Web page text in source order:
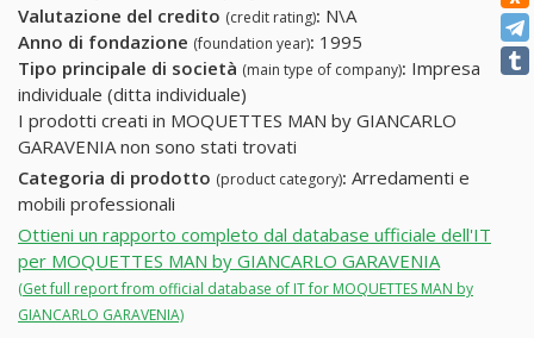
Valutazione del credito (credit rating): N\A
Anno di fondazione (foundation year): 1995
Tipo principale di società (main type of company): Impresa
individuale (ditta individuale)
I prodotti creati in MOQUETTES MAN by GIANCARLO
GARAVENIA non sono stati trovati
Categoria di prodotto (product category): Arredamenti e
mobili professionali
Ottieni un rapporto completo dal database ufficiale dell'IT
per MOQUETTES MAN by GIANCARLO GARAVENIA
(Get full report from official database of IT for MOQUETTES MAN by
GIANCARLO GARAVENIA)